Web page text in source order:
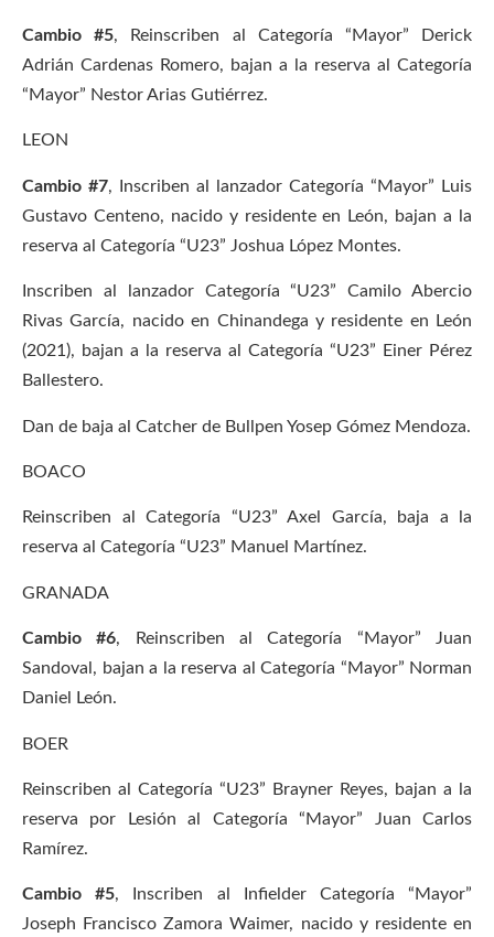
Cambio #5, Reinscriben al Categoría “Mayor” Derick
Adrián Cardenas Romero, bajan a la reserva al Categoría
“Mayor” Nestor Arias Gutiérrez.
LEON
Cambio #7, Inscriben al lanzador Categoría “Mayor” Luis
Gustavo Centeno, nacido y residente en León, bajan a la
reserva al Categoría “U23” Joshua López Montes.
Inscriben al lanzador Categoría “U23” Camilo Abercio
Rivas García, nacido en Chinandega y residente en León
(2021), bajan a la reserva al Categoría “U23” Einer Pérez
Ballestero.
Dan de baja al Catcher de Bullpen Yosep Gómez Mendoza.
BOACO
Reinscriben al Categoría “U23” Axel García, baja a la
reserva al Categoría “U23” Manuel Martínez.
GRANADA
Cambio #6, Reinscriben al Categoría “Mayor” Juan
Sandoval, bajan a la reserva al Categoría “Mayor” Norman
Daniel León.
BOER
Reinscriben al Categoría “U23” Brayner Reyes, bajan a la
reserva por Lesión al Categoría “Mayor” Juan Carlos
Ramírez.
Cambio #5, Inscriben al Infielder Categoría “Mayor”
Joseph Francisco Zamora Waimer, nacido y residente en